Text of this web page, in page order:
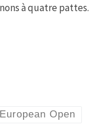
à quatre pattes.
Open